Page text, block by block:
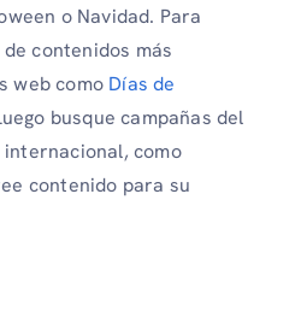
o Navidad. Para
contenidos más
web como Días de
busque campañas del
como
contenido para su